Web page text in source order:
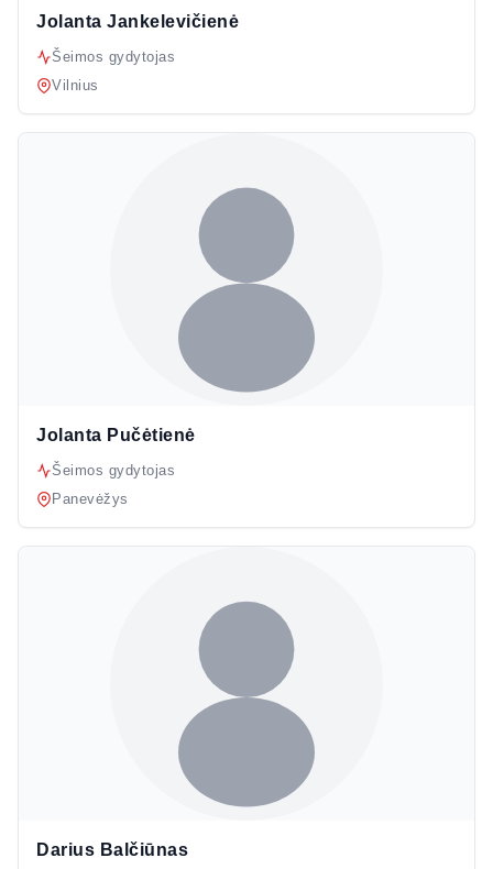
Jolanta Jankelevičienė
Šeimos gydytojas
Vilnius
Jolanta Pučėtienė
Šeimos gydytojas
Panevėžys
Darius Balčiūnas